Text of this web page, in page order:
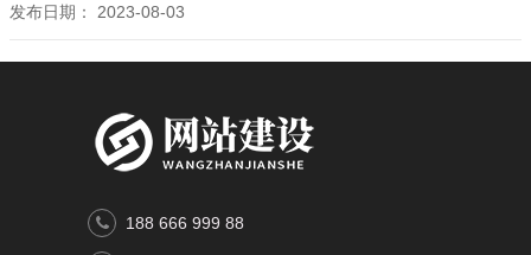
发布日期： 2023-08-03
188 666 999 88